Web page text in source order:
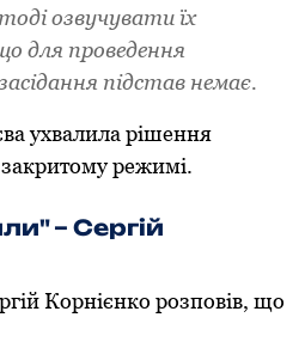
озвучувати їх
для проведення
підстав немає.
ухвалила рішення
закритому режимі.
– Сергій
Корнієнко розповів, що